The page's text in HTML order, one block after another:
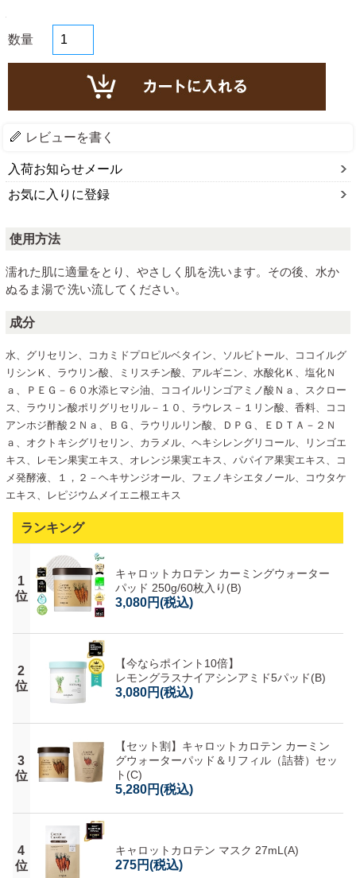
数量
レビューを書く
入荷お知らせメール
お気に入りに登録
使用方法
濡れた肌に適量をとり、やさしく肌を洗います。その後、水か
ぬるま湯で 洗い流してください。
成分
水、グリセリン、コカミドプロピルベタイン、ソルビトール、ココイルグ
リシンＫ、ラウリン酸、ミリスチン酸、アルギニン、水酸化Ｋ、塩化Ｎ
ａ、ＰＥＧ－６０水添ヒマシ油、ココイルリンゴアミノ酸Ｎａ、スクロー
ス、ラウリン酸ポリグリセリル－１０、ラウレス－１リン酸、香料、ココ
アンホジ酢酸２Ｎａ、ＢＧ、ラウリルリン酸、ＤＰＧ、ＥＤＴＡ－２Ｎ
ａ、オクトキシグリセリン、カラメル、ヘキシレングリコール、リンゴエ
キス、レモン果実エキス、オレンジ果実エキス、パパイア果実エキス、コ
メ発酵液、１，２－ヘキサンジオール、フェノキシエタノール、コウタケ
エキス、レピジウムメイエニ根エキス
ランキング
1
位
キャロットカロテン カーミングウォーター
パッド 250g/60枚入り(B)
3,080円(税込)
2
位
【今ならポイント10倍】
レモングラスナイアシンアミド5パッド(B)
3,080円(税込)
3
位
【セット割】キャロットカロテン カーミン
グウォーターパッド＆リフィル（詰替）セッ
ト(C)
5,280円(税込)
4
位
キャロットカロテン マスク 27mL(A)
275円(税込)